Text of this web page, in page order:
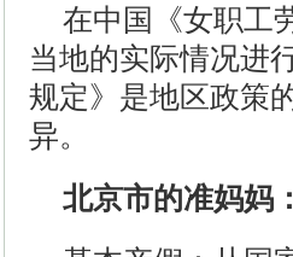
在中国《女职工
当地的实际情况进
规定》是地区政策
异。
北京市的准妈妈：